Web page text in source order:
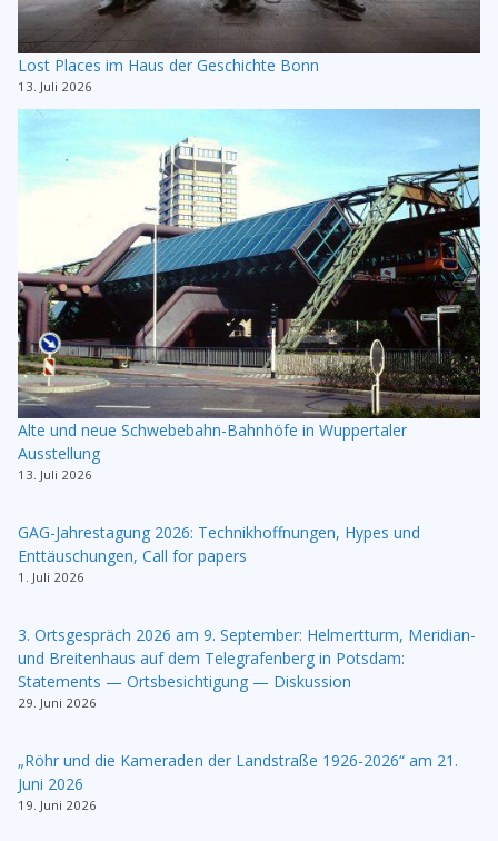
Lost Places im Haus der Geschichte Bonn
13. Juli 2026
Alte und neue Schwebebahn-Bahnhöfe in Wuppertaler
Ausstellung
13. Juli 2026
GAG-Jahrestagung 2026: Technikhoffnungen, Hypes und
Enttäuschungen, Call for papers
1. Juli 2026
3. Ortsgespräch 2026 am 9. September: Helmertturm, Meridian-
und Breitenhaus auf dem Telegrafenberg in Potsdam:
Statements — Ortsbesichtigung — Diskussion
29. Juni 2026
„Röhr und die Kameraden der Landstraße 1926-2026“ am 21.
Juni 2026
19. Juni 2026